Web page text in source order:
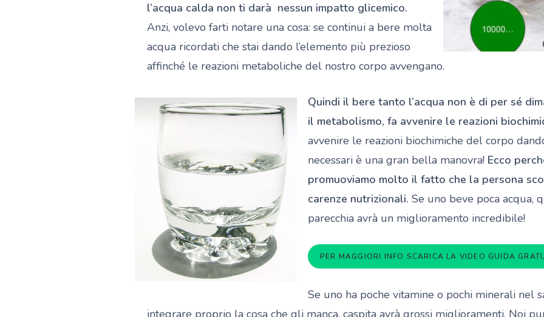
l’acqua calda non ti darà nessun impatto glicemico.
Anzi, volevo farti notare una cosa: se continui a bere molta
acqua ricordati che stai dando l’elemento più prezioso
affinché le reazioni metaboliche del nostro corpo avvengano.
Quindi il bere tanto l’acqua non è di per sé
il metabolismo, fa avvenire le reazioni
avvenire le reazioni biochimiche del corpo
necessari è una gran bella manovra! Ecco
promuoviamo molto il fatto che la persona
carenze nutrizionali. Se uno beve poca acqua,
parecchia avrà un miglioramento incredibile!
PER MAGGIORI INFO SCARICA LA VIDEO GUIDA
Se uno ha poche vitamine o pochi minerali nel